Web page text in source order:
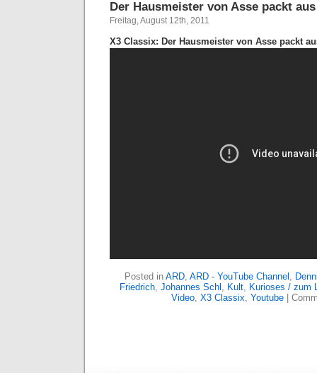
Der Hausmeister von Asse packt aus
Freitag, August 12th, 2011
X3 Classix: Der Hausmeister von Asse packt
Posted in ARD, ARD - YouTube Channel ,
Friedrich, Johannes Schl , Kult, Kurioses / zum
Video, X3 Classix, Youtube|